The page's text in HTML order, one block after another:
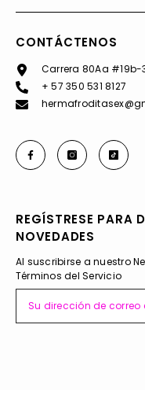
CONTÁCTENOS
Carrera 80Aa #19b-
+ 57 350 531 8127
REGÍSTRESE PARA
NOVEDADES
Al suscribirse a nuestro
Términos del Servicio